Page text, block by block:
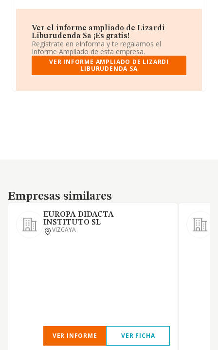
Ver el informe ampliado de Lizardi
Liburudenda Sa ¡Es gratis!
Regístrate en eInforma y te regalamos el
Informe Ampliado de esta empresa.
VER INFORME AMPLIADO DE LIZARDI
LIBURUDENDA SA
Empresas similares
Empresas similares
EUROPA DIDACTA
INSTITUTO SL
VIZCAYA
VER INFORME VER FICHA